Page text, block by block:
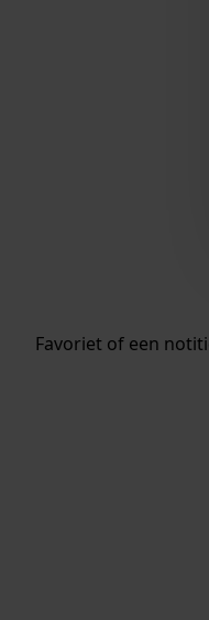
Favoriet of een